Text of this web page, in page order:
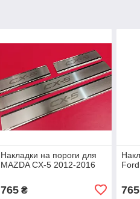
Накладки на пороги для
MAZDA CX-5 2012-2016
765₴ 765